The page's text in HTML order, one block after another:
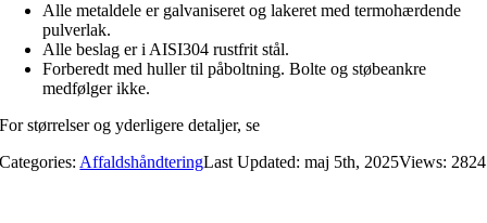
Alle metaldele er galvaniseret og lakeret med termohærdende
pulverlak.
Alle beslag er i AISI304 rustfrit stål.
Forberedt med huller til påboltning. Bolte og støbeankre
medfølger ikke.
For størrelser og yderligere detaljer, se
Categories: AffaldshåndteringLast Updated: maj 5th, 2025Views: 2824